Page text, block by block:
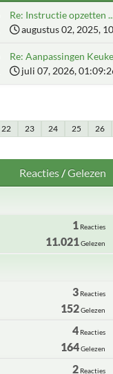
Re: Instructie opzetten
augustus 02, 2025,
Re: Aanpassingen
juli 07, 2026,
22 23 24 25 26
Reacties/Gelezen
1Reacties
11.021Gelezen
3 Reacties
152Gelezen
4 Reacties
164Gelezen
2 Reacties